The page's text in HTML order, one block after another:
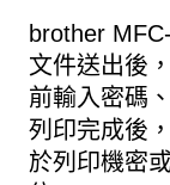
brother
文件送出後
前輸入密碼
列印完成後
於列印機密